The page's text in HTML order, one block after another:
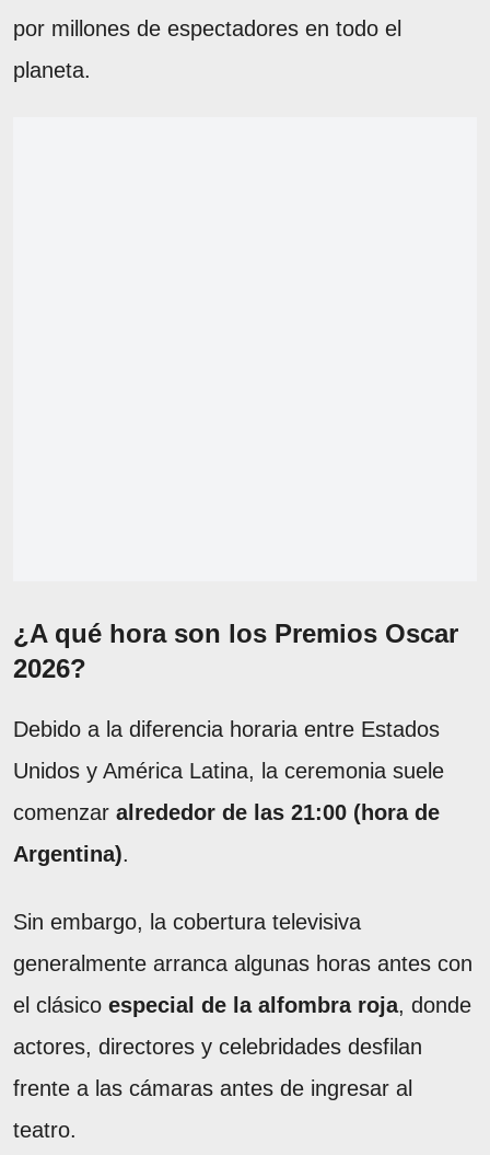
por millones de espectadores en todo el
planeta.
¿A qué hora son los Premios Oscar
2026?
Debido a la diferencia horaria entre Estados
Unidos y América Latina, la ceremonia suele
comenzar alrededor de las 21:00 (hora de
Argentina).
Sin embargo, la cobertura televisiva
generalmente arranca algunas horas antes con
el clásico especial de la alfombra roja, donde
actores, directores y celebridades desfilan
frente a las cámaras antes de ingresar al
teatro.